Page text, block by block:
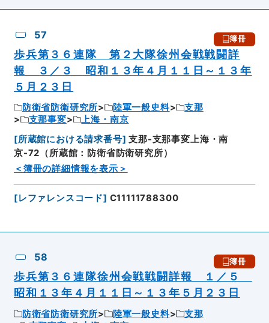
57 簿冊
歩兵第３６連隊 第２大隊徐州会戦戦闘詳
報 ３／３ 昭和１３年４月１１日～１３年
５月２３日
防衛省防衛研究所 陸軍一般史料
支那
支那事変
上海・南京
[所蔵館における請求番号] 支那-支那事変上海・南
京-72（所蔵館：防衛省防衛研究所）
＜簿冊の詳細情報を表示＞
[レファレンスコード] C11111788300
58 簿冊
歩兵第３６連隊徐州会戦戦闘詳報 １／５
昭和１３年４月１１日～１３年５月２３日
防衛省防衛研究所 陸軍一般史料
支那